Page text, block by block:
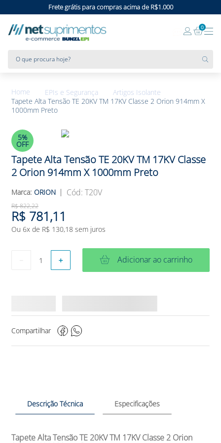
Frete grátis para compras acima de R$1.000
0
EPIs e Segurança
Artigos Isolante
Tapete Alta Tensão TE 20KV TM 17KV Classe 2 Orion 914mm X
1000mm Preto
5%
OFF
Tapete Alta Tensão TE 20KV TM 17KV Classe
2 Orion 914mm X 1000mm Preto
ORION : T20V
R$822,22
R$ 781,11
Ou 6x de R$ 130,18 sem juros
＋ Adicionar ao carrinho
Compartilhar
Descrição Técnica Especificações
Tapete Alta Tensão TE 20KV TM 17KV Classe 2 Orion